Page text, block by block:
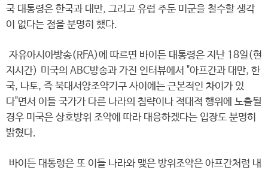
국 대통령은 한국과 대만, 그리고 유럽 주둔 미군을 철수할 생각
이 없다는 점을 분명히 했다.
자유아시아방송(RFA)에 따르면 바이든 대통령은 지난 18일(현
지시간) 미국의 ABC방송과 가진 인터뷰에서 "아프간과 대만, 한
국, 나토, 즉 북대서양조약기구 사이에는 근본적인 차이가 있
다"면서 이들 국가가 다른 나라의 침략이나 적대적 행위에 노출될
경우 미국은 상호방위 조약에 따라 대응하겠다는 입장도 분명히
밝혔다.
바이든 대통령은 또 이들 나라와 맺은 방위조약은 아프간처럼 내